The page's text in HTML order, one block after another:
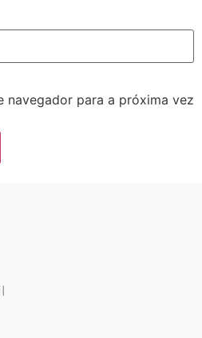
navegador para a próxima vez